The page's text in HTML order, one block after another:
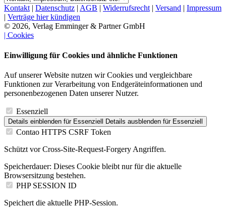
Kontakt | Datenschutz | AGB | Widerrufsrecht | Versand | Impressum
| Verträge hier kündigen
© 2026, Verlag Emminger & Partner GmbH
| Cookies
Einwilligung für Cookies und ähnliche Funktionen
Auf unserer Website nutzen wir Cookies und vergleichbare
Funktionen zur Verarbeitung von Endgeräteinformationen und
personenbezogenen Daten unserer Nutzer.
Essenziell
Details einblenden für Essenziell Details ausblenden für Essenziell
Contao HTTPS CSRF Token
Schützt vor Cross-Site-Request-Forgery Angriffen.
Speicherdauer: Dieses Cookie bleibt nur für die aktuelle
Browsersitzung bestehen.
PHP SESSION ID
Speichert die aktuelle PHP-Session.